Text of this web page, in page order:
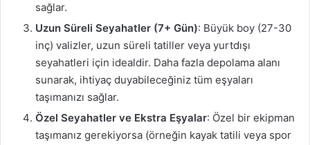
sağlar.
Uzun Süreli Seyahatler (7+ Gün): Büyük boy (27-30
inç) valizler, uzun süreli tatiller veya yurtdışı
seyahatleri için idealdir. Daha fazla depolama alanı
sunarak, ihtiyaç duyabileceğiniz tüm eşyaları
taşımanızı sağlar.
Özel Seyahatler ve Ekstra Eşyalar: Özel bir ekipman
taşımanız gerekiyorsa (örneğin kayak tatili veya spor